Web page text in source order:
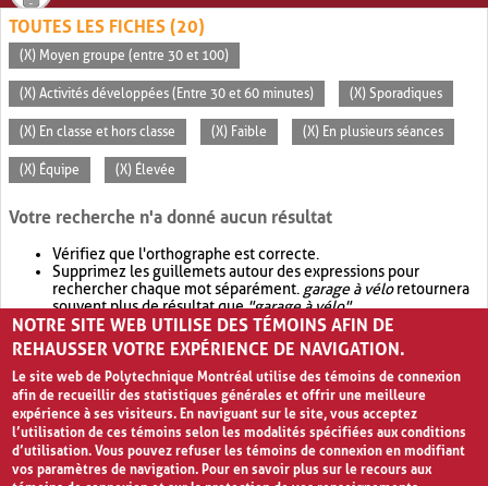
TOUTES LES FICHES (20)
(X) Moyen groupe (entre 30 et 100)
(X) Activités développées (Entre 30 et 60 minutes) (X) Sporadiques
(X) En classe et hors classe (X) Faible (X) En plusieurs séances
(X) Équipe (X) Élevée
Votre recherche n'a donné aucun résultat
Vérifiez que l'orthographe est correcte.
Supprimez les guillemets autour des expressions pour
rechercher chaque mot séparément. garage à véloretournera
souvent plus de résultat que"garage à vélo".
Envisagez d'élargir votre recherche avec OR.garage OR vélo
retournera souvent plus de résultat quegarage à vélo
NOTRE SITE WEB UTILISE DES TÉMOINS AFIN DE
REHAUSSER VOTRE EXPÉRIENCE DE NAVIGATION.
Le site web de Polytechnique Montréal utilise des témoins de connexion
afin de recueillir des statistiques générales et offrir une meilleure
expérience à ses visiteurs. En naviguant sur le site, vous acceptez
l’utilisation de ces témoins selon les modalités spécifiées aux conditions
d’utilisation. Vous pouvez refuser les témoins de connexion en modifiant
vos paramètres de navigation. Pour en savoir plus sur le recours aux